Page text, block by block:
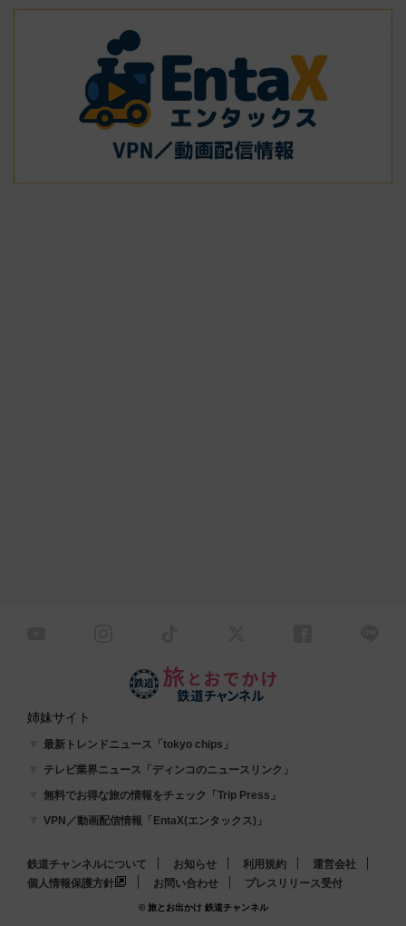
姉妹サイト
最新トレンドニュース「tokyo chips」
テレビ業界ニュース「ディンコのニュースリンク」
無料でお得な旅の情報をチェック「Trip Press」
VPN／動画配信情報「EntaX(エンタックス)」
鉄道チャンネルについて お知らせ 利用規約
運営会社
個人情報保護方針
お問い合わせ プレスリリース受付
© 旅とお出かけ 鉄道チャンネル